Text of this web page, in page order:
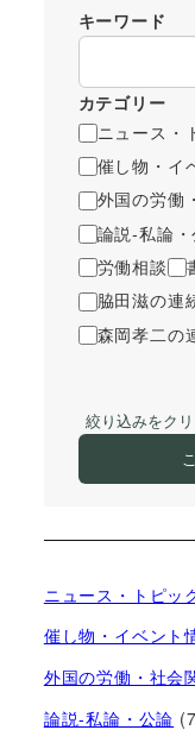
キーワード
カテゴリー
ニュース・
催し物・イ
外国の労働
論説-私論
労働相談
脇田滋の連
森岡孝二の
絞り込みをク
ニュース・トピッ
催し物・イベント
外国の労働・社会
論説-私論・公論